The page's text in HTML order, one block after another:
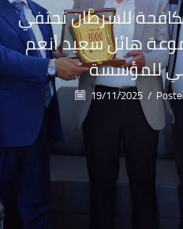
للسرطان تحتفي
هائل سعيد أنعم
للمؤسسة
19/11/2025 /